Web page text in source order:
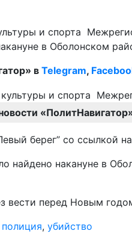
и спорта
в Оболонском
в Telegram,
берег” со ссылкой
найдено накануне в
вести перед Новым
полиция, убийство